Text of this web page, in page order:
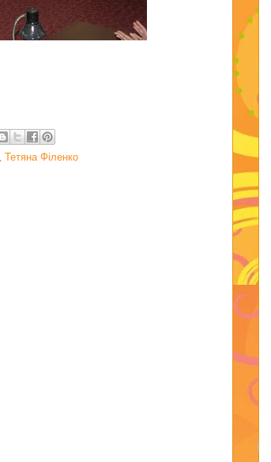
Тетяна Філенко